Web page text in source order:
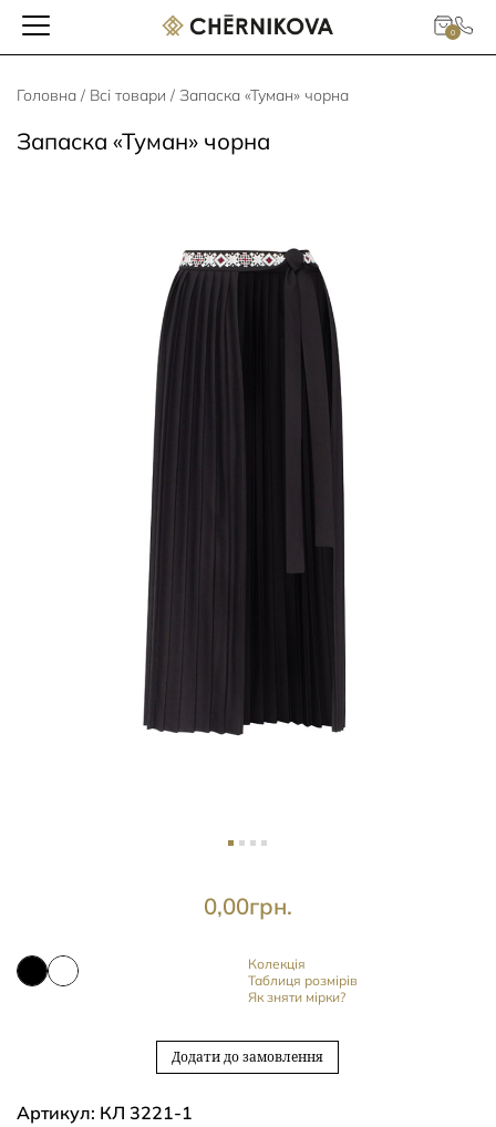
0
Головна / Всі товари / Запаска «Туман» чорна
Запаска «Туман» чорна
грн.
0,00
Колекція
Таблиця розмірів
Як зняти мірки?
Додати до замовлення
Артикул: КЛ 3221-1